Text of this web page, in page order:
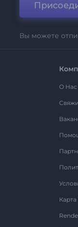
Вы можете
О Нас